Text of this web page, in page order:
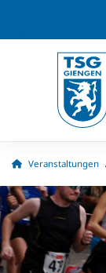
Veranstaltungen